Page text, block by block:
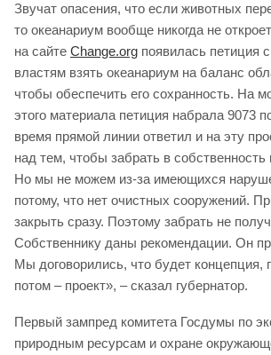
Звучат опасения, что если животных
то океанариум вообще никогда не
на сайте Change.org появилась петиция
властям взять океанариум на баланс
чтобы обеспечить его сохранность. На
этого материала петиция набрала 9073
время прямой линии ответил и на эту
над тем, чтобы забрать в собственность
Но мы не можем из-за имеющихся
потому, что нет очистных сооружений.
закрыть сразу. Поэтому забрать не
Собственнику даны рекомендации. Он
Мы договорились, что будет концепция,
потом – проект», – сказал губернатор.
Первый зампред комитета Госдумы по
природным ресурсам и охране